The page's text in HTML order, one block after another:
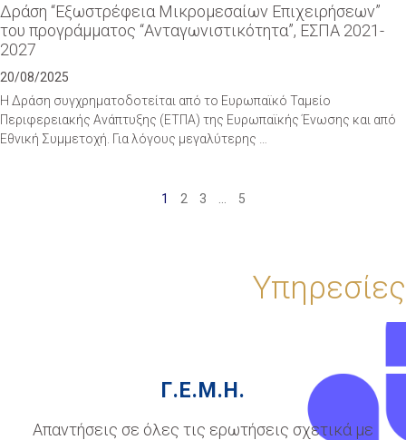
Δράση “Εξωστρέφεια Μικρομεσαίων Επιχειρήσεων”
του προγράμματος “Ανταγωνιστικότητα”, ΕΣΠΑ 2021-
2027
20/08/2025
Η Δράση συγχρηματοδοτείται από το Ευρωπαϊκό Ταμείο
Περιφερειακής Ανάπτυξης (ΕΤΠΑ) της Ευρωπαϊκής Ένωσης και από
Εθνική Συμμετοχή. Για λόγους μεγαλύτερης …
1 2 3 5
Υπηρεσίες
Γ.Ε.Μ.Η.
Απαντήσεις σε όλες τις ερωτήσεις σχετικά με